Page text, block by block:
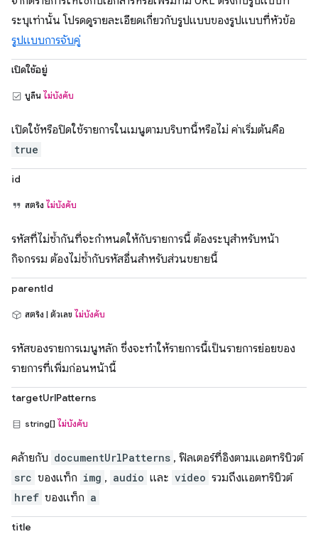
ระบุเท่านั้น โปรดดูรายละเอียดเกี่ยวกับรูปแบบของรูปแบบที่หัวข้อ
รูปแบบการจับคู่
เปิดใช้อยู่
บูลีน ไม่บังคับ
เปิดใช้หรือปิดใช้รายการในเมนูตามบริบทนี้หรือไม่ ค่าเริ่มต้นคือ
true
id
สตริง ไม่บังคับ
รหัสที่ไม่ซ้ำกันที่จะกำหนดให้กับรายการนี้ ต้องระบุสำหรับหน้า
กิจกรรม ต้องไม่ซ้ำกับรหัสอื่นสำหรับส่วนขยายนี้
parentId
สตริง | ตัวเลข ไม่บังคับ
รหัสของรายการเมนูหลัก ซึ่งจะทำให้รายการนี้เป็นรายการย่อยของ
รายการที่เพิ่มก่อนหน้านี้
targetUrlPatterns
string[] ไม่บังคับ
คล้ายกับ documentUrlPatterns , ฟิลเตอร์ที่อิงตามแอตทริบิวต์
src ของแท็ก img , audio และ video รวมถึงแอตทริบิวต์
href ของแท็ก a
title